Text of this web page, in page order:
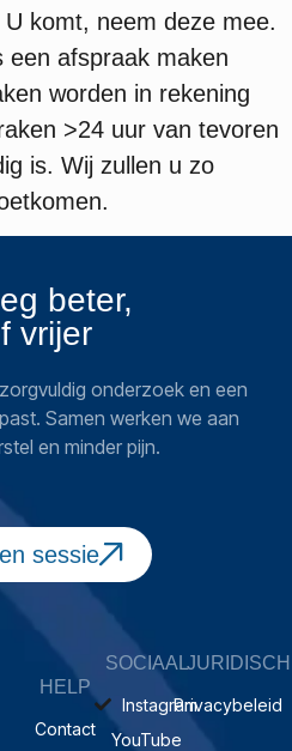
komt, neem deze mee.
een afspraak maken
worden in rekening
>24 uur van tevoren
is. Wij zullen u zo
beter,
vrijer
onderzoek en een
Samen werken we aan
en minder pijn.
sessie
HELP
Contact
SOCIAAL
Instagram
YouTube
JURIDISCH
Privacybeleid